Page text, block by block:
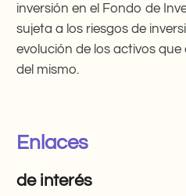
inversión en el Fondo de
sujeta a los riesgos de
evolución de los activos
del mismo.
Enlaces
de interés